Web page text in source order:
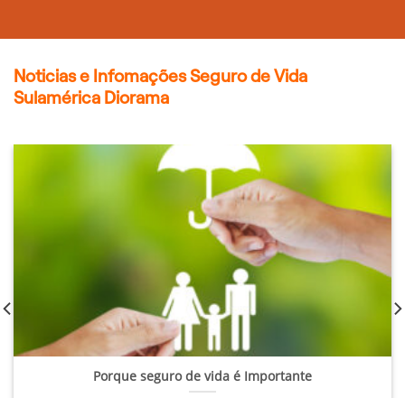
Noticias e Infomações Seguro de Vida
Sulamérica Diorama
Porque seguro de vida é Importante